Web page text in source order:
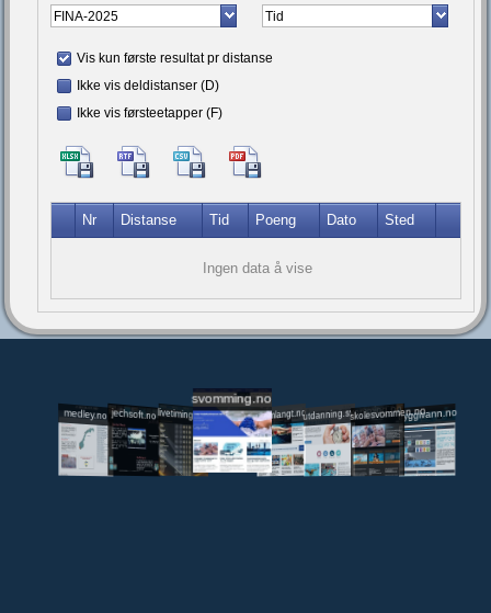
Vis kun første resultat pr distanse
Ikke vis deldistanser (D)
Ikke vis førsteetapper (F)
Nr Distanse Tid Poeng Dato Sted
Ingen data å vise
medley.no jechsoft.nolivetiming.medley.no
svomming.no
svomlangt.noutdanning.svomming.no
skolesvommen.notryggivann.no